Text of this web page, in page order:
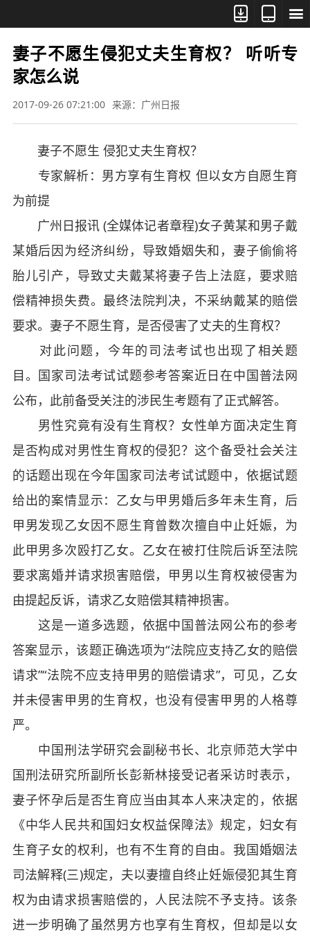



妻子不愿生侵犯丈夫生育权？ 听听专
家怎么说
2017-09-26 07:21:00 来源：广州日报
妻子不愿生 侵犯丈夫生育权？
专家解析：男方享有生育权 但以女方自愿生育
为前提
广州日报讯 (全媒体记者章程)女子黄某和男子戴
某婚后因为经济纠纷，导致婚姻失和，妻子偷偷将
胎儿引产，导致丈夫戴某将妻子告上法庭，要求赔
偿精神损失费。最终法院判决，不采纳戴某的赔偿
要求。妻子不愿生育，是否侵害了丈夫的生育权？
对此问题，今年的司法考试也出现了相关题
目。国家司法考试试题参考答案近日在中国普法网
公布，此前备受关注的涉民生考题有了正式解答。
男性究竟有没有生育权？女性单方面决定生育
是否构成对男性生育权的侵犯？这个备受社会关注
的话题出现在今年国家司法考试试题中，依据试题
给出的案情显示：乙女与甲男婚后多年未生育，后
甲男发现乙女因不愿生育曾数次擅自中止妊娠，为
此甲男多次殴打乙女。乙女在被打住院后诉至法院
要求离婚并请求损害赔偿，甲男以生育权被侵害为
由提起反诉，请求乙女赔偿其精神损害。
这是一道多选题，依据中国普法网公布的参考
答案显示，该题正确选项为“法院应支持乙女的赔偿
请求”“法院不应支持甲男的赔偿请求”，可见，乙女
并未侵害甲男的生育权，也没有侵害甲男的人格尊
严。
中国刑法学研究会副秘书长、北京师范大学中
国刑法研究所副所长彭新林接受记者采访时表示，
妻子怀孕后是否生育应当由其本人来决定的，依据
《中华人民共和国妇女权益保障法》规定，妇女有
生育子女的权利，也有不生育的自由。我国婚姻法
司法解释(三)规定，夫以妻擅自终止妊娠侵犯其生育
权为由请求损害赔偿的，人民法院不予支持。该条
进一步明确了虽然男方也享有生育权，但却是以女